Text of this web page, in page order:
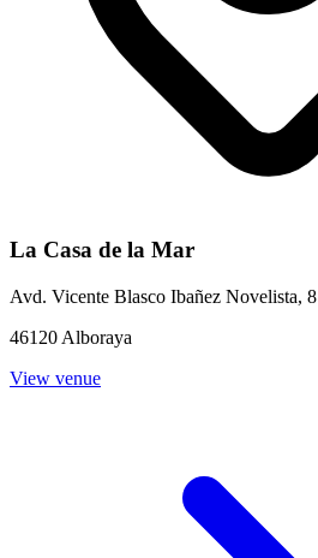
La Casa de la Mar
Avd. Vicente Blasco Ibañez Novelista, 8
46120 Alboraya
View venue